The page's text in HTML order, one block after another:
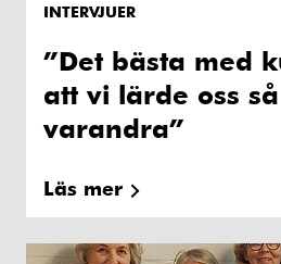
INTERVJUER
”Det bästa med
att vi lärde oss
varandra”
Läs mer